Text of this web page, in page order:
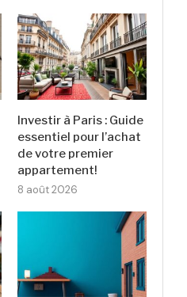
Investir à Paris : Guide
essentiel pour l’achat
de votre premier
appartement!
8 août 2026